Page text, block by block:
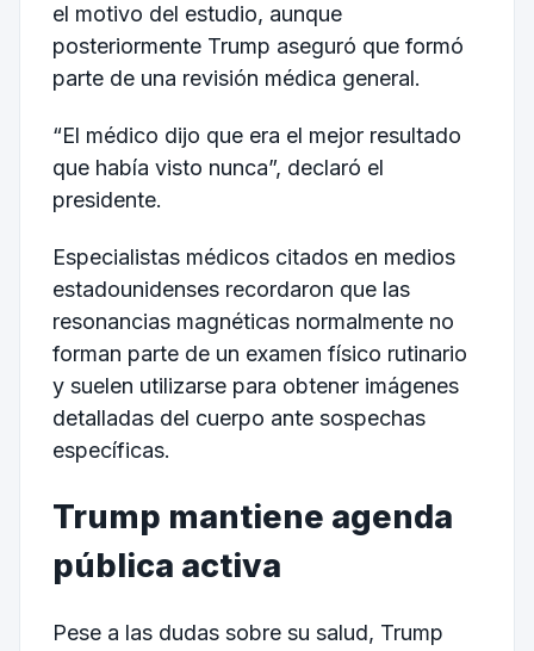
el motivo del estudio, aunque
posteriormente Trump aseguró que formó
parte de una revisión médica general.
“El médico dijo que era el mejor resultado
que había visto nunca”, declaró el
presidente.
Especialistas médicos citados en medios
estadounidenses recordaron que las
resonancias magnéticas normalmente no
forman parte de un examen físico rutinario
y suelen utilizarse para obtener imágenes
detalladas del cuerpo ante sospechas
específicas.
Trump mantiene agenda
pública activa
Pese a las dudas sobre su salud, Trump